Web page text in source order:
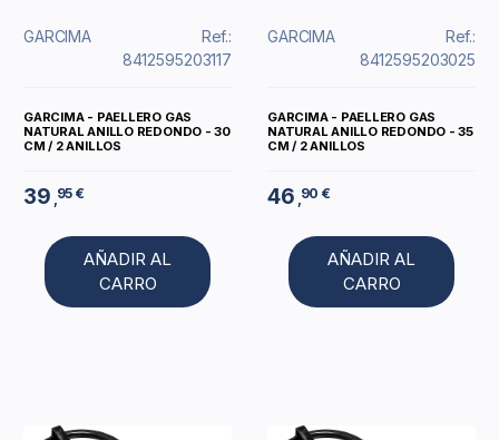
GARCIMA
Ref.:
8412595203117
GARCIMA - PAELLERO GAS
NATURAL ANILLO REDONDO - 30
CM / 2 ANILLOS
39 ,95 €
AÑADIR AL
CARRO
GARCIMA
Ref.:
8412595203025
GARCIMA - PAELLERO GAS
NATURAL ANILLO REDONDO - 35
CM / 2 ANILLOS
46 ,90 €
AÑADIR AL
CARRO